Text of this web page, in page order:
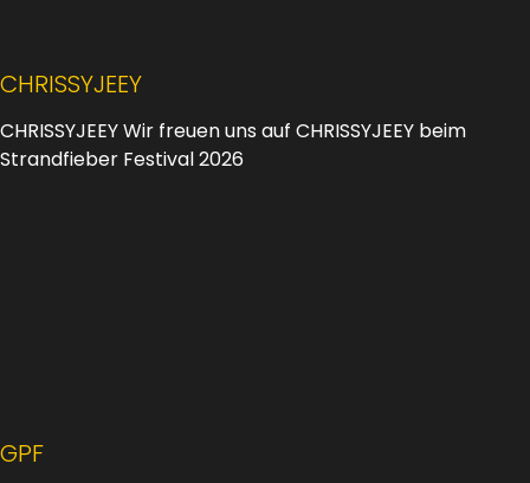
CHRISSYJEEY
CHRISSYJEEY Wir freuen uns auf CHRISSYJEEY beim
Strandfieber Festival 2026
GPF